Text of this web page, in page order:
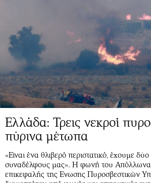
Ελλάδα: Τρεις νεκροί
πύρινα μέτωπα
«Είναι ένα θλιβερό περιστατικό, έχουμε
συναδέλφους μας». Η φωνή του Απόλλωνα
επικεφαλής της Ενωσης Πυροσβεστικών